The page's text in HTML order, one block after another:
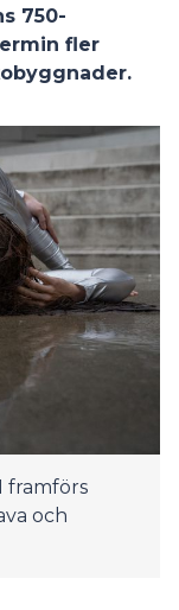
750-
fler
framförs
och